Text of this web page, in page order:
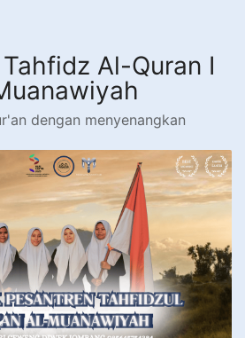
Al-Quran I
dengan menyenangkan